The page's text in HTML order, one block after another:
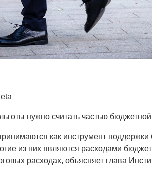
нужно считать частью бюджетной
как инструмент поддержки
из них являются расходами
расходах, объясняет глава